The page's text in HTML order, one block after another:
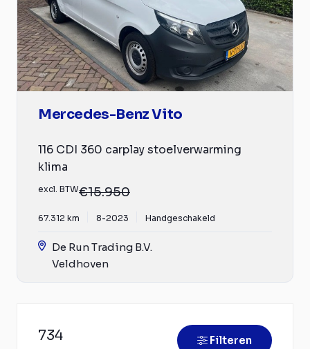
Mercedes-Benz Vito
116 CDI 360 carplay stoelverwarming
klima
excl. BTW€15.950
67.312 km 8-2023 Handgeschakeld
De Run Trading B.V.
Veldhoven
734
Filteren